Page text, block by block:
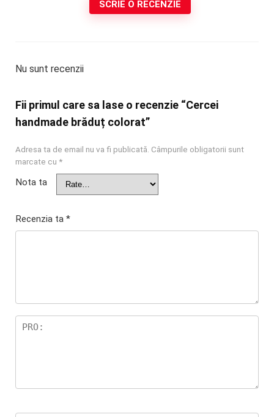
SCRIE O RECENZIE
Nu sunt recenzii
Fii primul care sa lase o recenzie “Cercei
handmade brăduț colorat”
Adresa ta de email nu va fi publicată. Câmpurile obligatorii sunt
marcate cu *
Nota ta
Recenzia ta *